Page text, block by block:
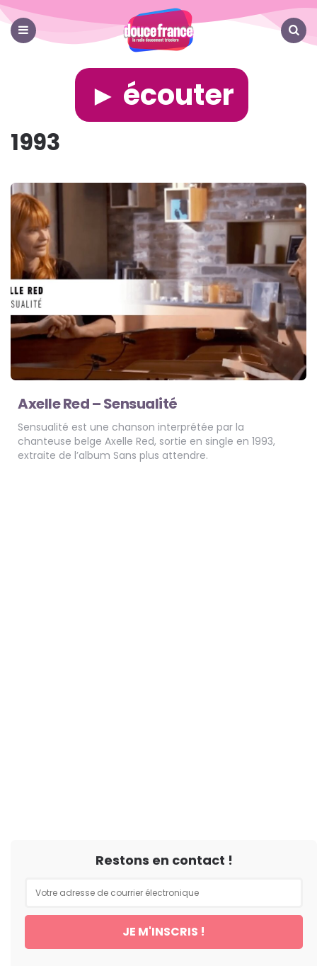
France
► écouter
1993
Axelle Red – Sensualité
Sensualité est une chanson interprétée par la
chanteuse belge Axelle Red, sortie en single en 1993,
extraite de l’album Sans plus attendre.
Restons en contact !